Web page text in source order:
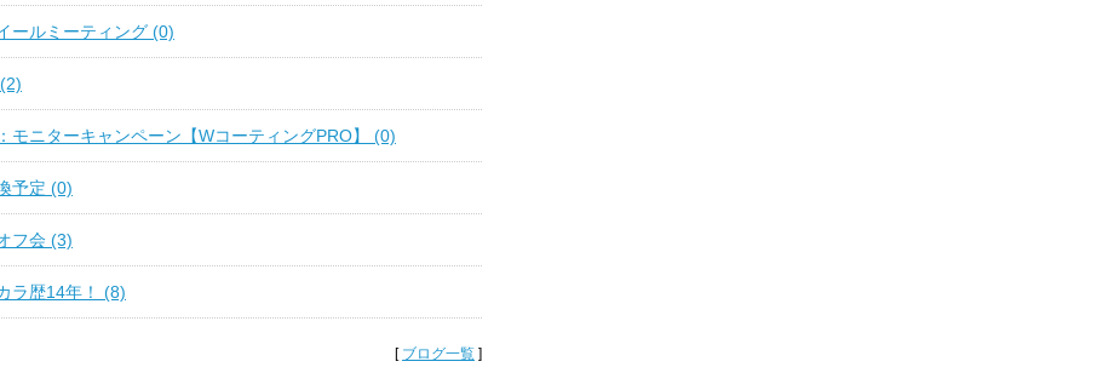
ールミーティング (0)
モニターキャンペーン【WコーティングPRO】 (0)
予定 (0)
フ会 (3)
ラ歴14年！ (8)
[ ブログ一覧 ]